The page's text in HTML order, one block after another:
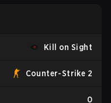
Kill on Sight
Counter-Strike 2
0